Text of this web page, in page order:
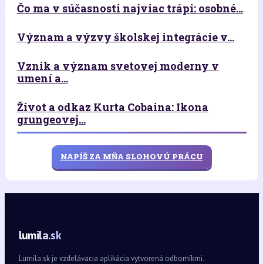
Čo ma v súčasnosti najviac trápi: osobné...
Význam a výzvy školskej integrácie v...
Vznik a význam svetovej moderny v
umení a...
Život a odkaz Kurta Cobaina: Ikona
grungeovej...
NAPÍŠ ZA MŇA SLOHOVÚ PRÁCU
lumila.sk
Lumila.sk je vzdelávacia aplikácia vytvorená odborníkmi.